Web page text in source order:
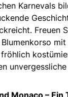
Karnevals
Freuen